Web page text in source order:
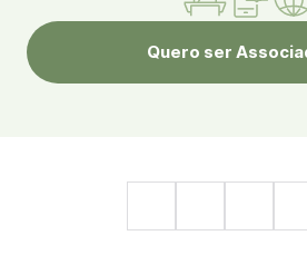
Quero ser